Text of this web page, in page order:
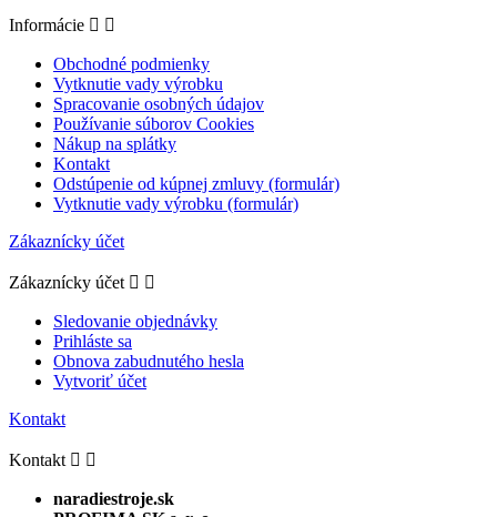
Informácie  
Obchodné podmienky
Vytknutie vady výrobku
Spracovanie osobných údajov
Používanie súborov Cookies
Nákup na splátky
Kontakt
Odstúpenie od kúpnej zmluvy (formulár)
Vytknutie vady výrobku (formulár)
Zákaznícky účet
Zákaznícky účet  
Sledovanie objednávky
Prihláste sa
Obnova zabudnutého hesla
Vytvoriť účet
Kontakt
Kontakt  
naradiestroje.sk